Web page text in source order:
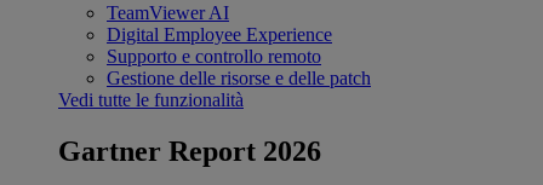
TeamViewer AI
Digital Employee Experience
Supporto e controllo remoto
Gestione delle risorse e delle patch
Vedi tutte le funzionalità
Gartner Report 2026